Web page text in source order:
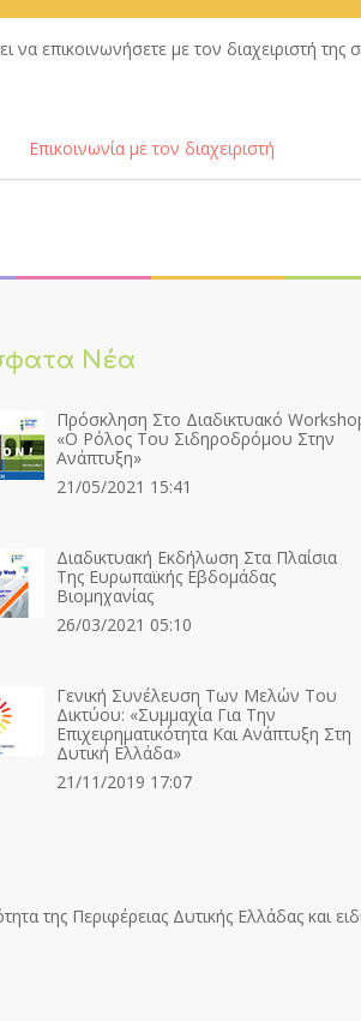
επικοινωνήσετε με τον διαχειριστή
Επικοινωνία με τον διαχειριστή
Νέα
Πρόσκληση Στο Διαδικτυακό
«Ο Ρόλος Του Σιδηροδρόμου Στην
Ανάπτυξη»
21/05/2021 15:41
Διαδικτυακή Εκδήλωση Στα Πλαίσια
Της Ευρωπαϊκής Εβδομάδας
Βιομηχανίας
26/03/2021 05:10
Γενική Συνέλευση Των Μελών Του
Δικτύου: «Συμμαχία Για Την
Επιχειρηματικότητα Και Ανάπτυξη Στη
Δυτική Ελλάδα»
21/11/2019 17:07
της Περιφέρειας Δυτικής Ελλάδας και